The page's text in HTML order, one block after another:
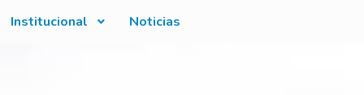
Institucional Noticias